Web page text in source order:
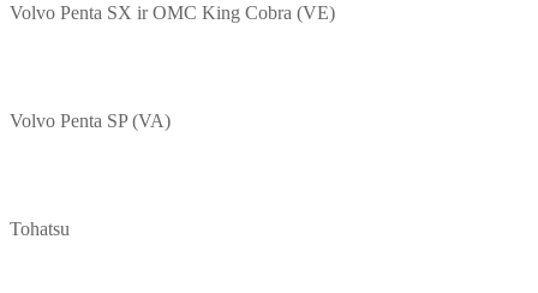
Volvo Penta SX ir OMC King Cobra (VE)
Volvo Penta SP (VA)
Tohatsu